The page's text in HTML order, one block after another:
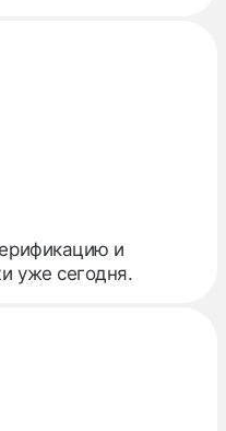
и
уже сегодня.